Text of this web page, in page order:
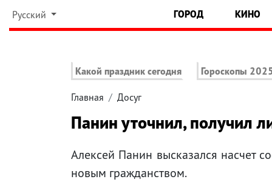
Русский ГОРОД КИНО
Какой праздник сегодня Гороскопы
Главная Досуг
Панин уточнил, получил
Алексей Панин высказался насчет
новым гражданством.